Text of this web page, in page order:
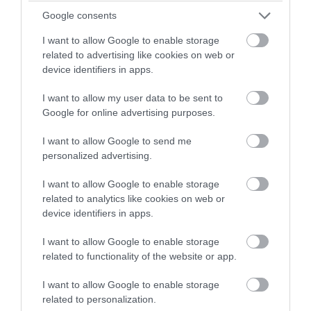
Google consents
I want to allow Google to enable storage
related to advertising like cookies on web or
device identifiers in apps.
I want to allow my user data to be sent to
Google for online advertising purposes.
I want to allow Google to send me
personalized advertising.
I want to allow Google to enable storage
related to analytics like cookies on web or
device identifiers in apps.
I want to allow Google to enable storage
related to functionality of the website or app.
I want to allow Google to enable storage
related to personalization.
ικανότητα του σώματος να καταπολεμά
8. Ακολουθήστε τις ιατρικές
Μείνετε ενημερωμένοι με τους
εμβολιασμούς και ακολουθήστε τυχόν
συνταγογραφούμενες θεραπείες για
Συμβουλευτείτε γιατρό εάν
λοιμώξεις.
ΕΙΔΗΣΕΙΣ ΣΗΜΕΡΑ